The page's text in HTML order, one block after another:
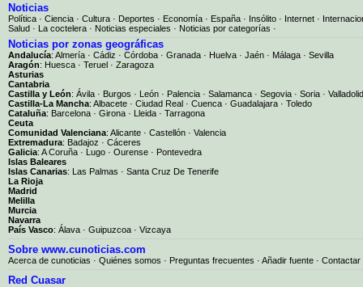
Noticias
Política · Ciencia · Cultura · Deportes · Economía · España · Insólito · Internet ·
Salud · La coctelera · Noticias especiales · Noticias por categorías ·
Noticias por zonas geográficas
Andalucía: Almería · Cádiz · Córdoba · Granada · Huelva · Jaén · Málaga · Sevilla
Aragón: Huesca · Teruel · Zaragoza
Asturias
Cantabria
Castilla y León: Ávila · Burgos · León · Palencia · Salamanca · Segovia · Soria · Valladolid
Castilla-La Mancha: Albacete · Ciudad Real · Cuenca · Guadalajara · Toledo
Cataluña: Barcelona · Girona · Lleida · Tarragona
Ceuta
Comunidad Valenciana: Alicante · Castellón · Valencia
Extremadura: Badajoz · Cáceres
Galicia: A Coruña · Lugo · Ourense · Pontevedra
Islas Baleares
Islas Canarias: Las Palmas · Santa Cruz De Tenerife
La Rioja
Madrid
Melilla
Murcia
Navarra
País Vasco: Álava · Guipuzcoa · Vizcaya
Sobre www.cunoticias.com
Acerca de cunoticias · Quiénes somos · Preguntas frecuentes · Añadir fuente · Contactar
Red Cuasar